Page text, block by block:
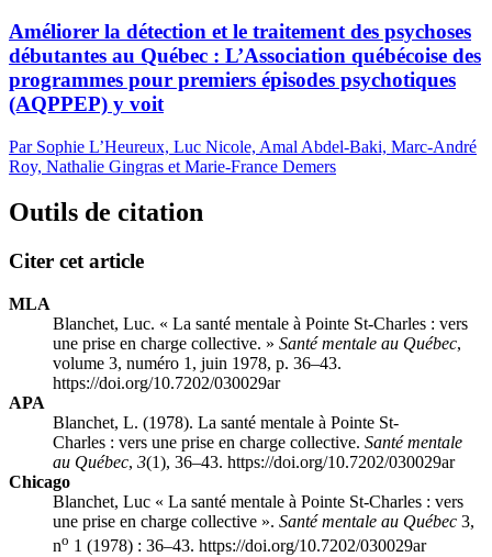
Améliorer la détection et le traitement des psychoses
débutantes au Québec : L’Association québécoise des
programmes pour premiers épisodes psychotiques
(AQPPEP) y voit
Par Sophie L’Heureux, Luc Nicole, Amal Abdel-Baki, Marc-André
Roy, Nathalie Gingras et Marie-France Demers
Outils de citation
Citer cet article
MLA
Blanchet, Luc. « La santé mentale à Pointe St-Charles : vers
une prise en charge collective. » Santé mentale au Québec,
volume 3, numéro 1, juin 1978, p. 36–43.
https://doi.org/10.7202/030029ar
APA
Blanchet, L. (1978). La santé mentale à Pointe St-
Charles : vers une prise en charge collective. Santé mentale
au Québec, 3(1), 36–43. https://doi.org/10.7202/030029ar
Chicago
Blanchet, Luc « La santé mentale à Pointe St-Charles : vers
une prise en charge collective ». Santé mentale au Québec 3,
no 1 (1978) : 36–43. https://doi.org/10.7202/030029ar